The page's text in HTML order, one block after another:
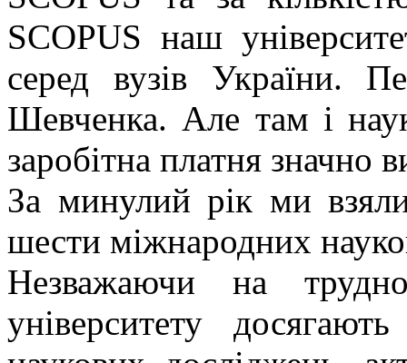
SCOPUS наш
серед вузів
Шевченка. Але там і
заробітна платня значно
За минулий рік ми
шести міжнародних
Незважаючи на
університету